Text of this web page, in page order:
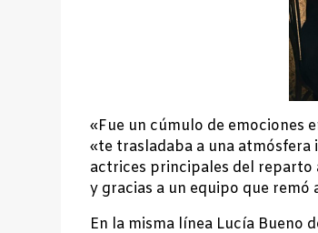
«Fue un cúmulo de emociones
«te trasladaba a una atmósfera
actrices principales del reparto
y gracias a un equipo que
En la misma línea Lucía Bueno